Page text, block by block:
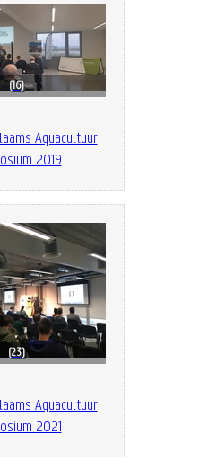
16
Aquacultuur
2019
23
Aquacultuur
2021